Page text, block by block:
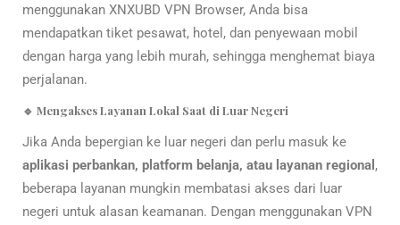
menggunakan XNXUBD VPN Browser, Anda bisa
mendapatkan tiket pesawat, hotel, dan penyewaan mobil
dengan harga yang lebih murah, sehingga menghemat biaya
perjalanan.
🔹 Mengakses Layanan Lokal Saat di Luar Negeri
Jika Anda bepergian ke luar negeri dan perlu masuk ke
aplikasi perbankan, platform belanja, atau layanan regional ,
beberapa layanan mungkin membatasi akses dari luar
negeri untuk alasan keamanan. Dengan menggunakan VPN